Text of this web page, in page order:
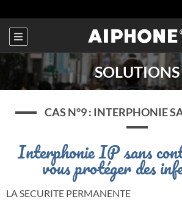
SOLUTIONS
CAS N°9 : INTERPHONIE
Interphonie IP sans
vous protéger des
LA SECURITE PERMANENTE